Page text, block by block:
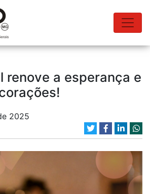
renove a esperança e
2025